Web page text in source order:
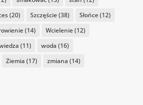
(20) Szczęście(38) Słońce(12)
(14) Wcielenie(12)
(11) woda (16)
Ziemia (17) zmiana (14)